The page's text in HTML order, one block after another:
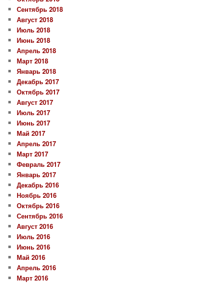
Сентябрь 2018
Август 2018
Июль 2018
Июнь 2018
Апрель 2018
Март 2018
Январь 2018
Декабрь 2017
Октябрь 2017
Август 2017
Июль 2017
Июнь 2017
Май 2017
Апрель 2017
Март 2017
Февраль 2017
Январь 2017
Декабрь 2016
Ноябрь 2016
Октябрь 2016
Сентябрь 2016
Август 2016
Июль 2016
Июнь 2016
Май 2016
Апрель 2016
Март 2016